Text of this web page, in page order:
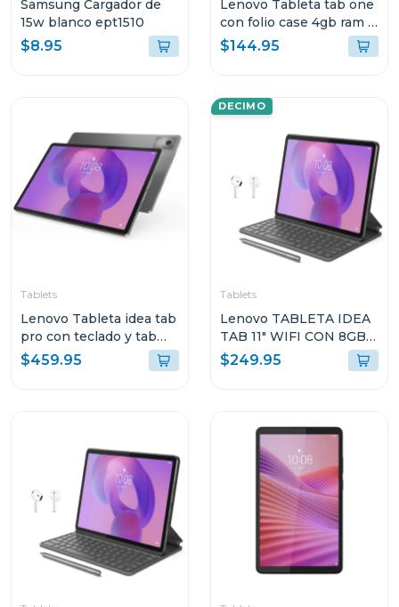
Samsung Cargador de
15w blanco ept1510
$8.95
Lenovo Tableta tab one
con folio case 4gb ram y
128gb de
almacenamiento lte gris
$144.95
Tablets
Lenovo Tableta idea tab
pro con teclado y tab
pen plus + moto buds
8gb de ram y 256 gb
$459.95
DECIMO
Tablets
Lenovo TABLETA IDEA
TAB 11" WIFI CON 8GB
RAM Y 128GB
ALMACENAMIENTO
PLUS + AUDIFONOS
LENOVO E310
ZAFR0880PA TB336FU
$249.95